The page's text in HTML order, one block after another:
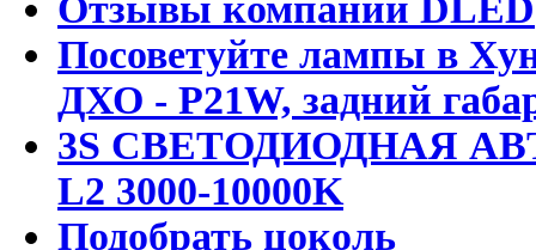
Отзывы компании DLED
Посоветуйте лампы в
ДХО - P21W, задний
3S СВЕТОДИОДНАЯ
L2 3000-10000K
Подобрать цоколь